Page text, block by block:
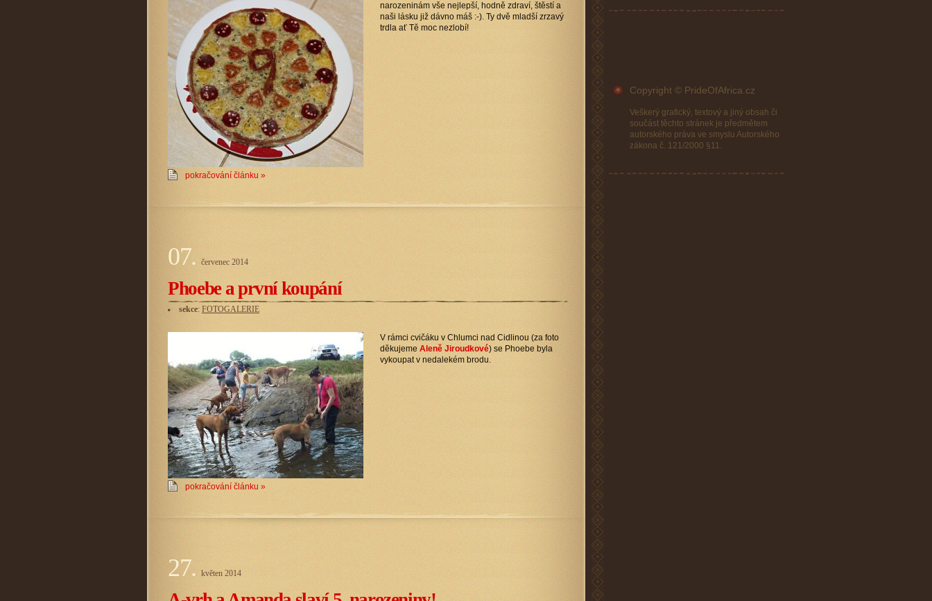
Copyright © PrideOfAfrica.cz
Veškerý grafický, textový a jiný obsah či
součást těchto stránek je předmětem
autorského práva ve smyslu Autorského
zákona č. 121/2000 §11.
narozeninám vše nejlepší, hodně zdraví, štěstí a
naši lásku již dávno máš :-). Ty dvě mladší zrzavý
trdla ať Tě moc nezlobí!
pokračování článku »
07.červenec 2014
Phoebe a první koupání
sekce: FOTOGALERIE
V rámci cvičáku v Chlumci nad Cidlinou (za foto
děkujeme Aleně Jiroudkové) se Phoebe byla
vykoupat v nedalekém brodu.
pokračování článku »
27.květen 2014